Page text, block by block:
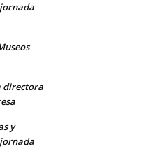
directora
y